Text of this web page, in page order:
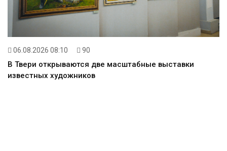
06.08.2026 08:10 90
В Твери открываются две масштабные выставки
известных художников